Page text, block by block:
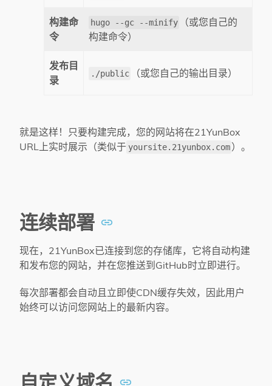
构建命
令
hugo --gc --minify
（或您自己的
构建命令）
发布目
录
./public （或您自己的输出目录）
就是这样！只要构建完成，您的网站将在21YunBox
URL上实时展示（类似于 yoursite.21yunbox.com ）。
连续部署
现在，21YunBox已连接到您的存储库，它将自动构建
和发布您的网站，并在您推送到GitHub时立即进行。
每次部署都会自动且立即使CDN缓存失效，因此用户
始终可以访问您网站上的最新内容。